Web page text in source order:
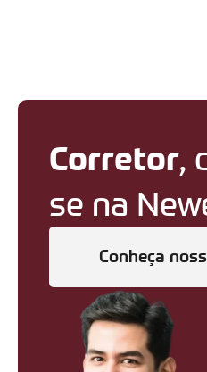
Corretor,
se na
Conheça